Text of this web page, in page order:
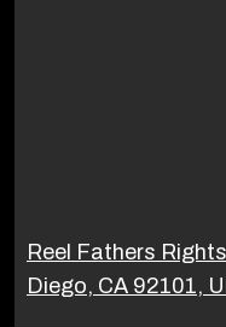
Reel Fathers
Diego, CA 92101,